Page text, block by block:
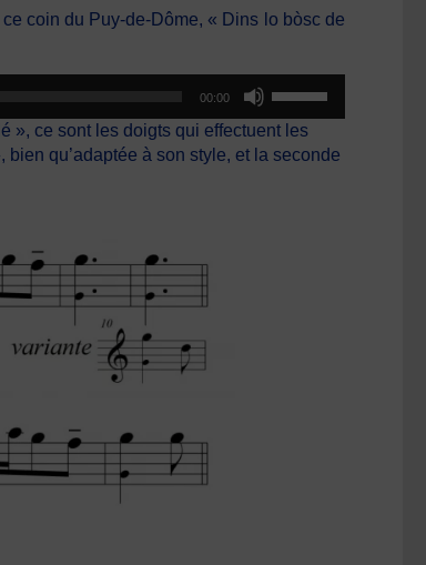
coin du Puy-de-Dôme, « Dins lo bòsc de
00:00
flèches
haut/bas
», ce sont les doigts qui effectuent les
qu’adaptée à son style, et la seconde